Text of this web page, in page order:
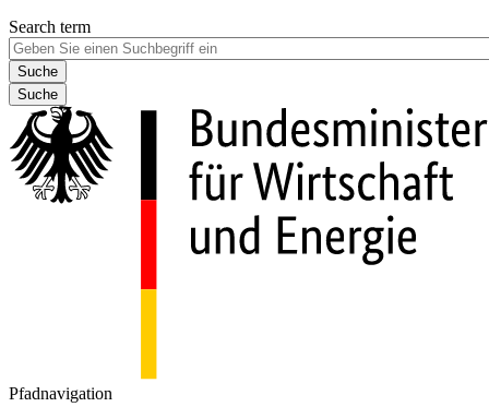
Search term
Suche
Pfadnavigation